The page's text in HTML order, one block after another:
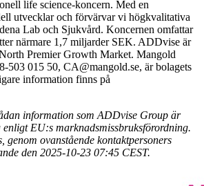
life science-koncern. Med en
utvecklar och förvärvar vi högkvalitativa
Lab och Sjukvård. Koncernen omfattar
närmare 1,7 miljarder SEK. ADDvise är
Premier Growth Market. Mangold
503 015 50, CA@mangold.se, är bolagets
information finns på
information som ADDvise Group är
EU:s marknadsmissbruksförordning.
genom ovanstående kontaktpersoners
den 2025-10-23 07:45 CEST.